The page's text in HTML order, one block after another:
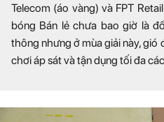
Telecom (áo vàng) và FPT
bóng Bán lẻ chưa bao giờ là
thông nhưng ở mùa giải này, gió
chơi áp sát và tận dụng tối đa